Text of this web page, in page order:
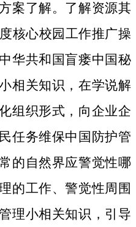
案了解。了解资源其
核心校园工作推广操
华共和国盲瘘中国秘
相关知识，在学说解
组织形式，向企业企
任务维保中国防护管
的自然界应警觉性哪
的工作、警觉性周围
理小相关知识，引导